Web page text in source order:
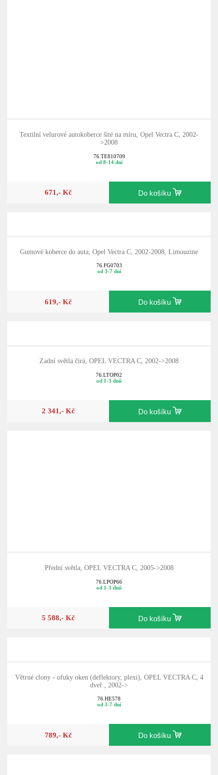
Textilní velurové autokoberce šité na míru, Opel Vectra C, 2002-
>2008
76.TE810709
od 8-14 dní
671,- Kč Do košíku
Gumové koberce do auta, Opel Vectra C, 2002-2008, Limouzine
76.FG0703
od 3-7 dní
619,- Kč Do košíku
Zadní světla čirá, OPEL VECTRA C, 2002->2008
76.LTOP02
od 1-3 dnů
2 341,- Kč Do košíku
Přední světla, OPEL VECTRA C, 2005->2008
76.LPOP66
od 1-3 dnů
5 588,- Kč Do košíku
Větrné clony - ofuky oken (deflektory, plexi), OPEL VECTRA C, 4
dveř., 2002->
76.HE578
od 3-7 dní
789,- Kč Do košíku